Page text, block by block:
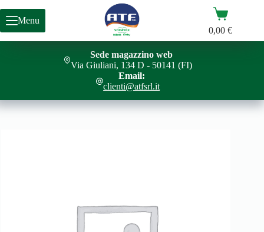
contenuto
SET STRISCIA VELCRO VG100 Aggiungi al carrello
Menu
Carrello
0,00€
Sede magazzino web
Via Giuliani, 134 D - 50141 (FI)
Email:
clienti@atfsrl.it